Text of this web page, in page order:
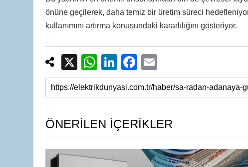
önüne geçilerek, daha temiz bir üretim süreci
kullanımını artırma konusundaki kararlılığını gösteriyor.
X
W
h
at
A
p
p
Li
n
k
dI
n
F
a
c
b
o
o
m
ail
ÖNERİLEN İÇERİKLER